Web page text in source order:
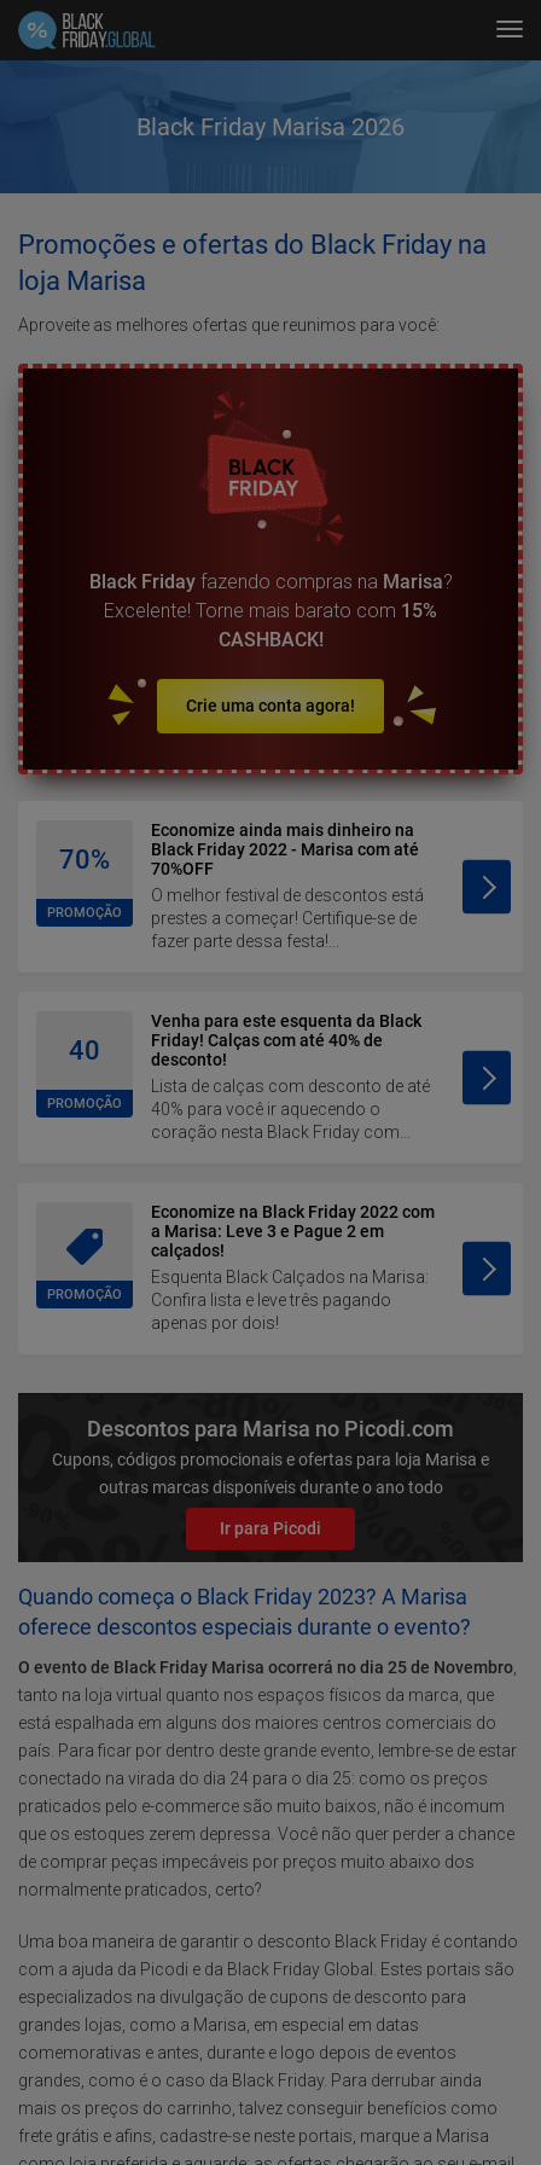
Black Friday Marisa 2026
Promoções e ofertas do Black Friday na
loja Marisa
Aproveite as melhores ofertas que reunimos para você:
Black Fridayfazendo compras na Marisa?
Excelente! Torne mais barato com 15%
CASHBACK!
Crie uma conta agora!
70%
PROMOÇÃO
Economize ainda mais dinheiro na
Black Friday 2022 - Marisa com até
70%OFF
O melhor festival de descontos está
prestes a começar! Certifique-se de
fazer parte dessa festa!...
40
PROMOÇÃO
Venha para este esquenta da Black
Friday! Calças com até 40% de
desconto!
Lista de calças com desconto de até
40% para você ir aquecendo o
coração nesta Black Friday com...
PROMOÇÃO
Economize na Black Friday 2022 com
a Marisa: Leve 3 e Pague 2 em
calçados!
Esquenta Black Calçados na Marisa:
Confira lista e leve três pagando
apenas por dois!
Descontos para Marisa no Picodi.com
Cupons, códigos promocionais e ofertas para loja Marisa e
outras marcas disponíveis durante o ano todo
Ir para Picodi
Quando começa o Black Friday 2023? A Marisa
oferece descontos especiais durante o evento?
O evento de Black Friday Marisa ocorrerá no dia 25 de Novembro
tanto na loja virtual quanto nos espaços físicos da marca, que
está espalhada em alguns dos maiores centros comerciais do
país. Para ficar por dentro deste grande evento, lembre-se de estar
conectado na virada do dia 24 para o dia 25: como os preços
praticados pelo e-commerce são muito baixos, não é incomum
que os estoques zerem depressa. Você não quer perder a chance
de comprar peças impecáveis por preços muito abaixo dos
normalmente praticados, certo?
Uma boa maneira de garantir o desconto Black Friday é contando
com a ajuda da Picodi e da Black Friday Global. Estes portais são
especializados na divulgação de cupons de desconto para
grandes lojas, como a Marisa, em especial em datas
comemorativas e antes, durante e logo depois de eventos
grandes, como é o caso da Black Friday. Para derrubar ainda
mais os preços do carrinho, talvez conseguir benefícios como
frete grátis e afins, cadastre-se neste portais, marque a Marisa